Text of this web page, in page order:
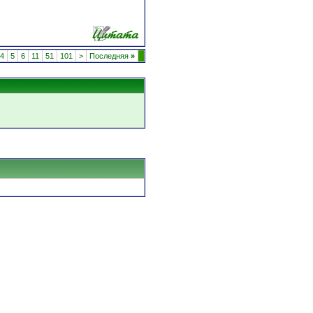
4 5 6 11 51 101 > Последняя »